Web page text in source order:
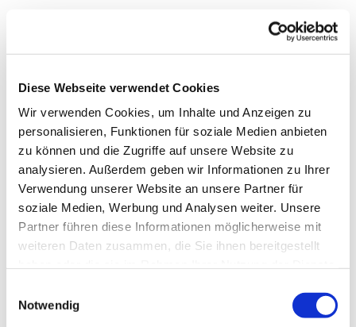
Diese Webseite verwendet Cookies
Wir verwenden Cookies, um Inhalte und Anzeigen zu
personalisieren, Funktionen für soziale Medien anbieten
zu können und die Zugriffe auf unsere Website zu
analysieren. Außerdem geben wir Informationen zu Ihrer
Verwendung unserer Website an unsere Partner für
soziale Medien, Werbung und Analysen weiter. Unsere
Partner führen diese Informationen möglicherweise mit
weiteren Daten zusammen, die Sie ihnen bereitgestellt
Notwendig